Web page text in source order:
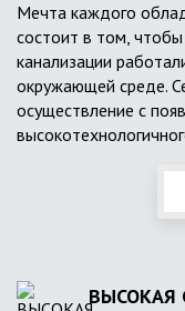
Мечта каждого
состоит в том,
канализации
окружающей среде.
осуществление с
ВЫСОКАЯ